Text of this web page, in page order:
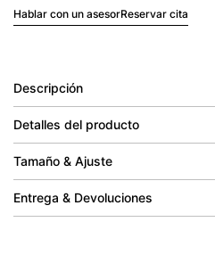
Hablar con un asesorReservar cita
Descripción
Detalles del producto
Tamaño & Ajuste
Entrega & Devoluciones